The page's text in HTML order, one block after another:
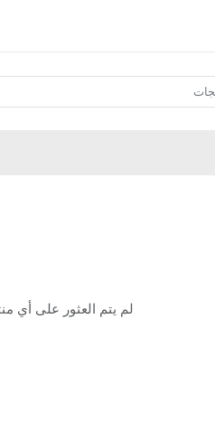
لم يتم العثور على أي